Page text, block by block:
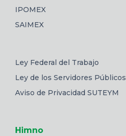
IPOMEX
SAIMEX
Ley Federal del Trabajo
Ley de los Servidores Públicos
Aviso de Privacidad SUTEYM
Himno